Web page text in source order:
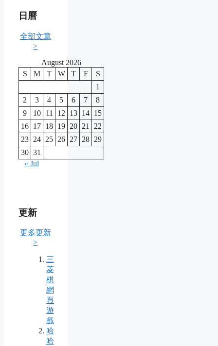
日曆
全部文章
>
August 2026
S
M T W T F
S
1
2
3 4 5 6 7
8
9
10 11 12 13 14 15
16 17 18 19 20 21
22
23 24 25 26 27 28 29
30 31
« Jul
更新
更多更新
>
三
菱
棋
網
頁
遊
戲
哈
哈